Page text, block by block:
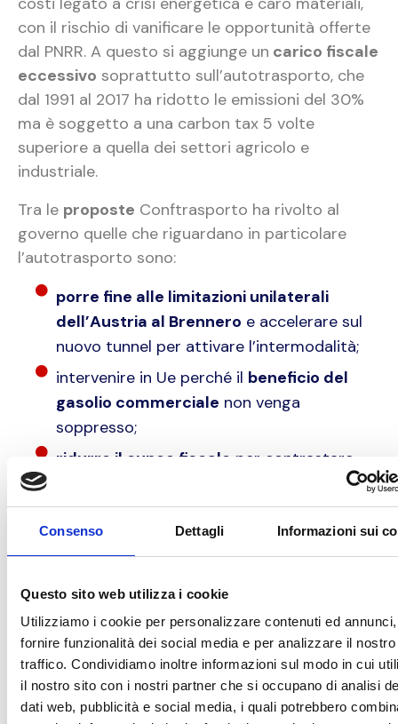
Consenso Dettagli Informazioni sui
Questo sito web utilizza i cookie
Utilizziamo i cookie per personalizzare contenuti ed
fornire funzionalità dei social media e per analizzare il nostro
traffico. Condividiamo inoltre informazioni sul modo in cui
il nostro sito con i nostri partner che si occupano di analisi
dati web, pubblicità e social media, i quali potrebbero
con il rischio di vanificare le opportunità offerte
dal PNRR. A questo si aggiunge un carico fiscale
eccessivo soprattutto sull’autotrasporto, che
dal 1991 al 2017 ha ridotto le emissioni del 30%
ma è soggetto a una carbon tax 5 volte
superiore a quella dei settori agricolo e
industriale.
Tra le proposte Conftrasporto ha rivolto al
governo quelle che riguardano in particolare
l’autotrasporto sono:
porre fine alle limitazioni unilaterali
dell’Austria al Brennero e accelerare sul
nuovo tunnel per attivare l’intermodalità;
intervenire in Ue perché il beneficio del
gasolio commerciale non venga
soppresso;
ridurre il cuneo fiscale per contrastare
sottoporre a revisione idivieti di
circolazione.
Confrasporto Paolo Uggèha fatto appello alle
“tre esse ”: “sostenibilità, sicurezza data dal
rispetto delle regole, sistema logistico. Senza
un sistema logistico che funzioni e necessita di
infrastrutture, accessibilità, integrazione delle
varie modalità e permeabilità noi non riusciremo